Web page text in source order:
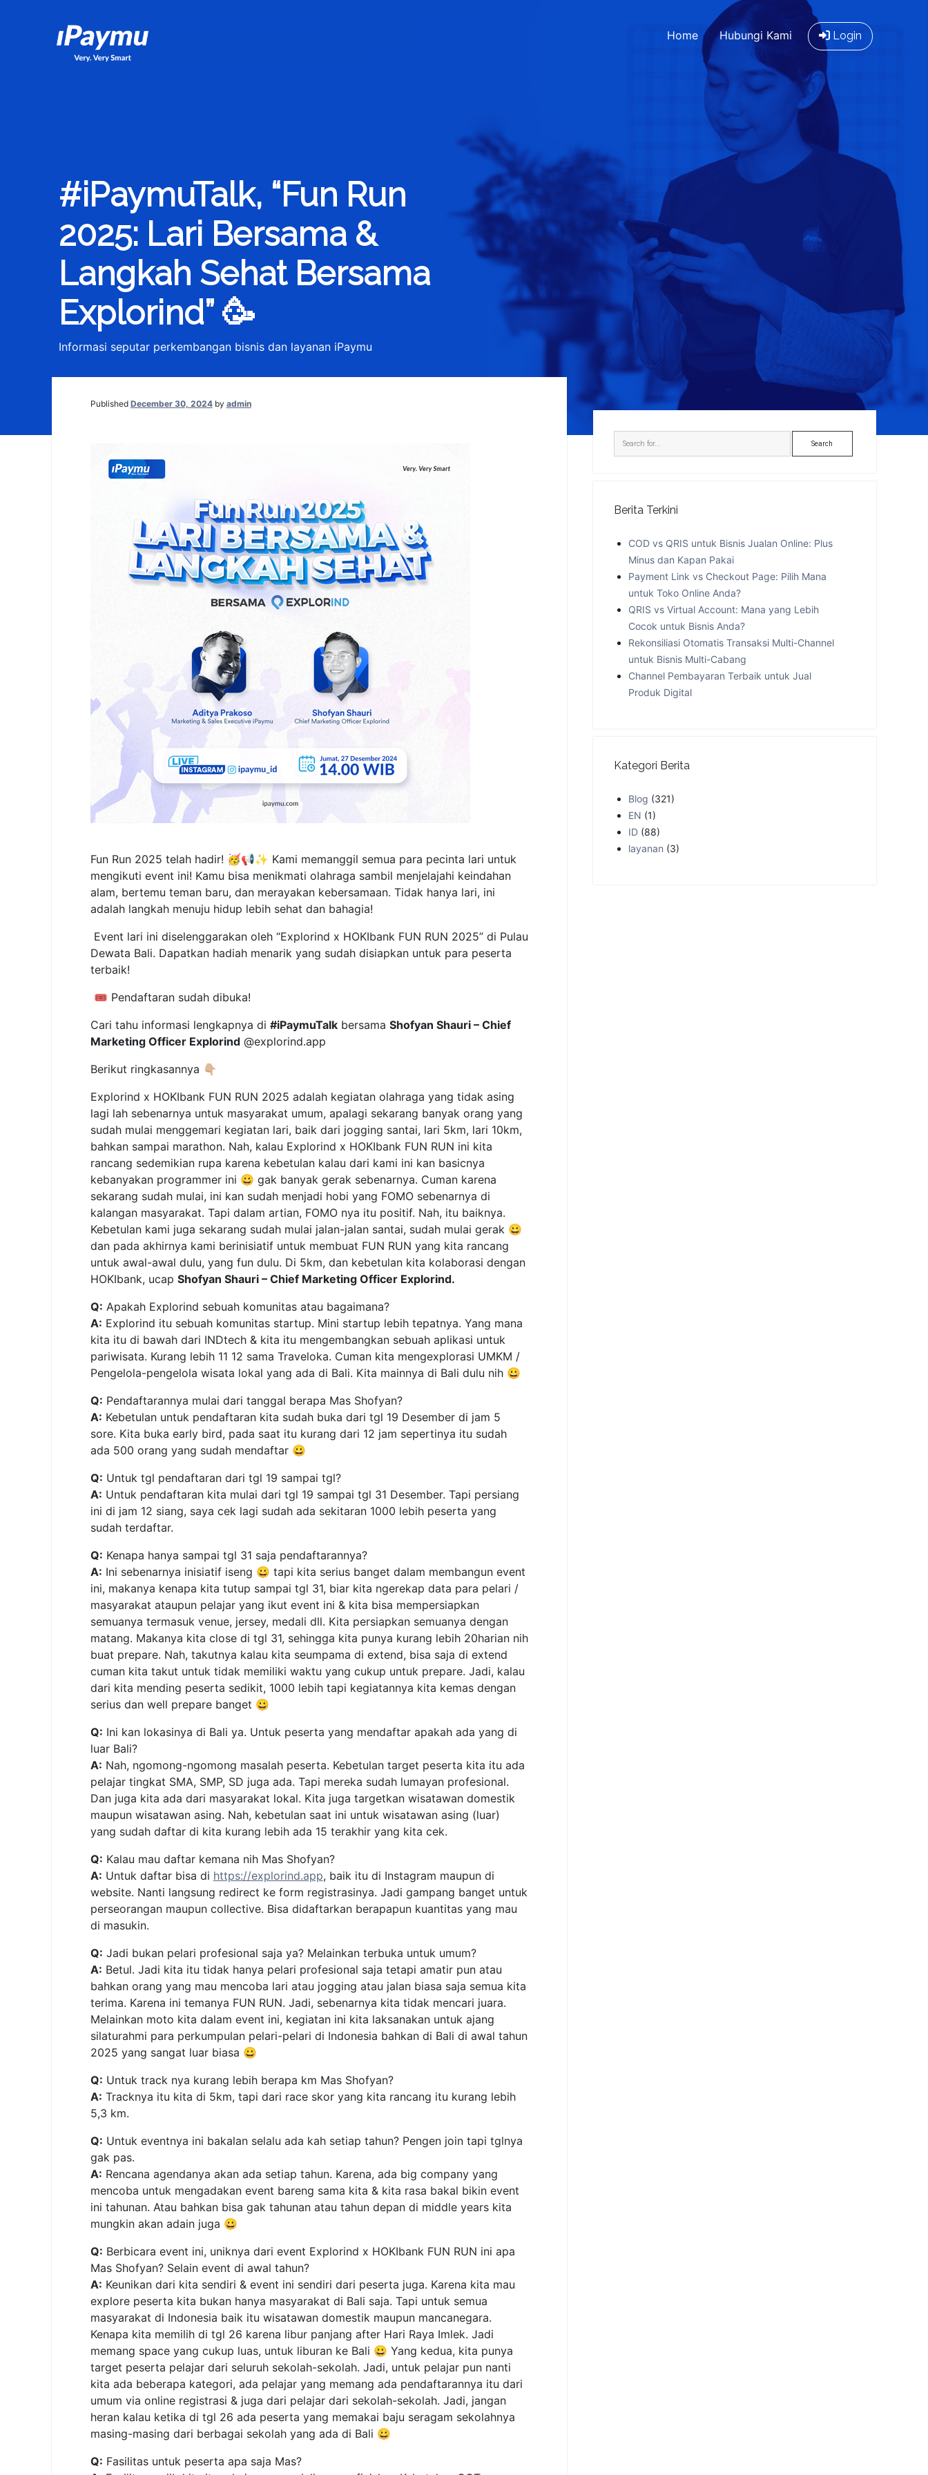
iPaymu.com Home Hubungi Kami Login
#iPaymuTalk, “Fun Run
2025: Lari Bersama &
Langkah Sehat Bersama
Explorind” 🥳
Informasi seputar perkembangan bisnis dan layanan iPaymu
Published December 30, 2024by admin
Fun Run 2025 telah hadir! 🥳📢✨ Kami memanggil semua para pecinta lari untuk
mengikuti event ini! Kamu bisa menikmati olahraga sambil menjelajahi keindahan
alam, bertemu teman baru, dan merayakan kebersamaan. Tidak hanya lari, ini
adalah langkah menuju hidup lebih sehat dan bahagia!
Event lari ini diselenggarakan oleh “Explorind x HOKIbank FUN RUN 2025” di Pulau
Dewata Bali. Dapatkan hadiah menarik yang sudah disiapkan untuk para peserta
terbaik!
🎟️ Pendaftaran sudah dibuka!
Cari tahu informasi lengkapnya di #iPaymuTalkbersama Shofyan Shauri – Chief
Marketing Officer Explorind@explorind.app
Berikut ringkasannya 👇🏼
Explorind x HOKIbank FUN RUN 2025 adalah kegiatan olahraga yang tidak asing
lagi lah sebenarnya untuk masyarakat umum, apalagi sekarang banyak orang yang
sudah mulai menggemari kegiatan lari, baik dari jogging santai, lari 5km, lari 10km,
bahkan sampai marathon. Nah, kalau Explorind x HOKIbank FUN RUN ini kita
rancang sedemikian rupa karena kebetulan kalau dari kami ini kan basicnya
kebanyakan programmer ini 😀 gak banyak gerak sebenarnya. Cuman karena
sekarang sudah mulai, ini kan sudah menjadi hobi yang FOMO sebenarnya di
kalangan masyarakat. Tapi dalam artian, FOMO nya itu positif. Nah, itu baiknya.
Kebetulan kami juga sekarang sudah mulai jalan-jalan santai, sudah mulai gerak 😀
dan pada akhirnya kami berinisiatif untuk membuat FUN RUN yang kita rancang
untuk awal-awal dulu, yang fun dulu. Di 5km, dan kebetulan kita kolaborasi dengan
HOKIbank, ucap Shofyan Shauri – Chief Marketing Officer Explorind.
Q: Apakah Explorind sebuah komunitas atau bagaimana?
A: Explorind itu sebuah komunitas startup. Mini startup lebih tepatnya. Yang mana
kita itu di bawah dari INDtech & kita itu mengembangkan sebuah aplikasi untuk
pariwisata. Kurang lebih 11 12 sama Traveloka. Cuman kita mengexplorasi UMKM /
Pengelola-pengelola wisata lokal yang ada di Bali. Kita mainnya di Bali dulu nih 😀
Q: Pendaftarannya mulai dari tanggal berapa Mas Shofyan?
A: Kebetulan untuk pendaftaran kita sudah buka dari tgl 19 Desember di jam 5
sore. Kita buka early bird, pada saat itu kurang dari 12 jam sepertinya itu sudah
ada 500 orang yang sudah mendaftar 😀
Q: Untuk tgl pendaftaran dari tgl 19 sampai tgl?
A: Untuk pendaftaran kita mulai dari tgl 19 sampai tgl 31 Desember. Tapi persiang
ini di jam 12 siang, saya cek lagi sudah ada sekitaran 1000 lebih peserta yang
sudah terdaftar.
Q: Kenapa hanya sampai tgl 31 saja pendaftarannya?
A: Ini sebenarnya inisiatif iseng 😀 tapi kita serius banget dalam membangun event
ini, makanya kenapa kita tutup sampai tgl 31, biar kita ngerekap data para pelari /
masyarakat ataupun pelajar yang ikut event ini & kita bisa mempersiapkan
semuanya termasuk venue, jersey, medali dll. Kita persiapkan semuanya dengan
matang. Makanya kita close di tgl 31, sehingga kita punya kurang lebih 20harian nih
buat prepare. Nah, takutnya kalau kita seumpama di extend, bisa saja di extend
cuman kita takut untuk tidak memiliki waktu yang cukup untuk prepare. Jadi, kalau
dari kita mending peserta sedikit, 1000 lebih tapi kegiatannya kita kemas dengan
serius dan well prepare banget 😀
Q: Ini kan lokasinya di Bali ya. Untuk peserta yang mendaftar apakah ada yang di
luar Bali?
A: Nah, ngomong-ngomong masalah peserta. Kebetulan target peserta kita itu ada
pelajar tingkat SMA, SMP, SD juga ada. Tapi mereka sudah lumayan profesional.
Dan juga kita ada dari masyarakat lokal. Kita juga targetkan wisatawan domestik
maupun wisatawan asing. Nah, kebetulan saat ini untuk wisatawan asing (luar)
yang sudah daftar di kita kurang lebih ada 15 terakhir yang kita cek.
Q: Kalau mau daftar kemana nih Mas Shofyan?
A: Untuk daftar bisa di https://explorind.app, baik itu di Instagram maupun di
website. Nanti langsung redirect ke form registrasinya. Jadi gampang banget untuk
perseorangan maupun collective. Bisa didaftarkan berapapun kuantitas yang mau
di masukin.
Q: Jadi bukan pelari profesional saja ya? Melainkan terbuka untuk umum?
A: Betul. Jadi kita itu tidak hanya pelari profesional saja tetapi amatir pun atau
bahkan orang yang mau mencoba lari atau jogging atau jalan biasa saja semua kita
terima. Karena ini temanya FUN RUN. Jadi, sebenarnya kita tidak mencari juara.
Melainkan moto kita dalam event ini, kegiatan ini kita laksanakan untuk ajang
silaturahmi para perkumpulan pelari-pelari di Indonesia bahkan di Bali di awal tahun
2025 yang sangat luar biasa 😀
Q: Untuk track nya kurang lebih berapa km Mas Shofyan?
A: Tracknya itu kita di 5km, tapi dari race skor yang kita rancang itu kurang lebih
5,3 km.
Q: Untuk eventnya ini bakalan selalu ada kah setiap tahun? Pengen join tapi tglnya
gak pas.
A: Rencana agendanya akan ada setiap tahun. Karena, ada big company yang
mencoba untuk mengadakan event bareng sama kita & kita rasa bakal bikin event
ini tahunan. Atau bahkan bisa gak tahunan atau tahun depan di middle years kita
mungkin akan adain juga 😀
Q: Berbicara event ini, uniknya dari event Explorind x HOKIbank FUN RUN ini apa
Mas Shofyan? Selain event di awal tahun?
A: Keunikan dari kita sendiri & event ini sendiri dari peserta juga. Karena kita mau
explore peserta kita bukan hanya masyarakat di Bali saja. Tapi untuk semua
masyarakat di Indonesia baik itu wisatawan domestik maupun mancanegara.
Kenapa kita memilih di tgl 26 karena libur panjang after Hari Raya Imlek. Jadi
memang space yang cukup luas, untuk liburan ke Bali 😀 Yang kedua, kita punya
target peserta pelajar dari seluruh sekolah-sekolah. Jadi, untuk pelajar pun nanti
kita ada beberapa kategori, ada pelajar yang memang ada pendaftarannya itu dari
umum via online registrasi & juga dari pelajar dari sekolah-sekolah. Jadi, jangan
heran kalau ketika di tgl 26 ada peserta yang memakai baju seragam sekolahnya
masing-masing dari berbagai sekolah yang ada di Bali 😀
Q: Fasilitas untuk peserta apa saja Mas?
Sidebar Search
Berita Terkini
COD vs QRIS untuk Bisnis Jualan Online: Plus
Minus dan Kapan Pakai
Payment Link vs Checkout Page: Pilih Mana
untuk Toko Online Anda?
QRIS vs Virtual Account: Mana yang Lebih
Cocok untuk Bisnis Anda?
Rekonsiliasi Otomatis Transaksi Multi-Channel
untuk Bisnis Multi-Cabang
Channel Pembayaran Terbaik untuk Jual
Produk Digital
Kategori Berita
Blog (321)
EN (1)
ID (88)
layanan (3)